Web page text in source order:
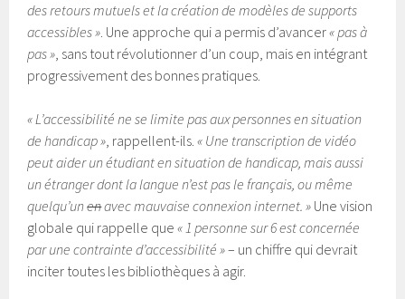
des retours mutuels et la création de modèles de supports
accessibles ». Une approche qui a permis d’avancer« pas à
pas », sans tout révolutionner d’un coup, mais en intégrant
progressivement des bonnes pratiques.
« L’accessibilité ne se limite pas aux personnes en situation
de handicap », rappellent-ils.« Une transcription de vidéo
peut aider un étudiant en situation de handicap, mais aussi
un étranger dont la langue n’est pas le français, ou même
quelqu’unenavec mauvaise connexion internet. » Une vision
globale qui rappelle que« 1 personne sur 6 est concernée
par une contrainte d’accessibilité »– un chiffre qui devrait
inciter toutes les bibliothèques à agir.